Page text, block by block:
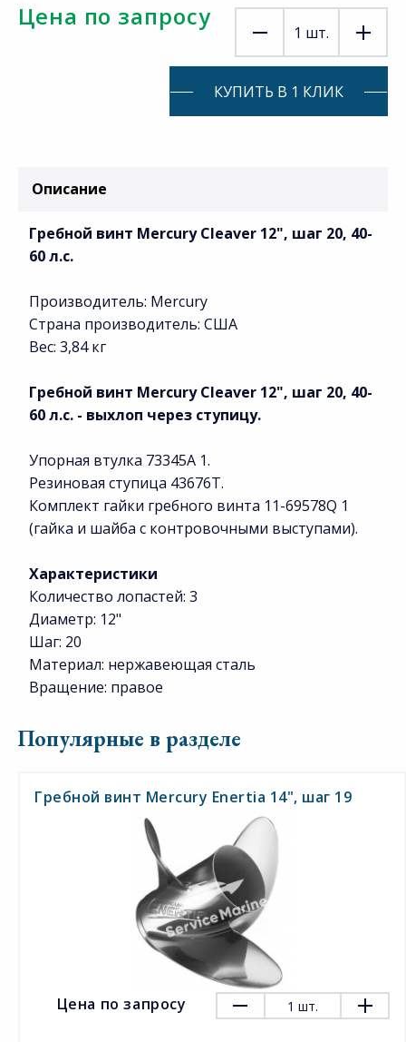
Цена по запросу
1 шт.
КУПИТЬ В 1 КЛИК
Описание
Гребной винт Mercury Cleaver 12", шаг 20, 40-
60 л.с.
Производитель: Mercury
Страна производитель: США
Вес: 3,84 кг
Гребной винт Mercury Cleaver 12", шаг 20, 40-
60 л.с. - выхлоп через ступицу.
Упорная втулка 73345A 1.
Резиновая ступица 43676T.
Комплект гайки гребного винта 11-69578Q 1
(гайка и шайба с контровочными выступами).
Характеристики
Количество лопастей: 3
Диаметр: 12"
Шаг: 20
Материал: нержавеющая сталь
Вращение: правое
Популярные в разделе
Гребной винт Mercury Enertia 14", шаг 19
Цена по запросу 1 шт.